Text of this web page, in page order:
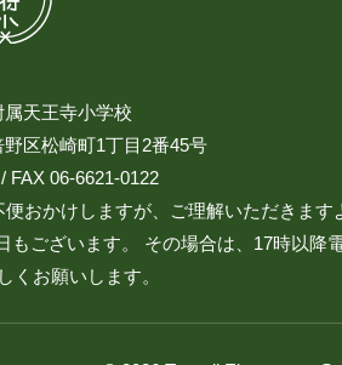
天王寺小学校
区松崎町1丁目2番45号
FAX 06-6621-0122
おかけしますが、ご理解いただきます
ございます。 その場合は、17時以降
くお願いします。